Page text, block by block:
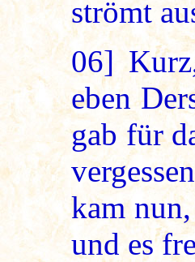
strömt
06]
eben
gab für
kam
und es